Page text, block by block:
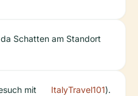
Schatten am Standort
mit
ItalyTravel101).